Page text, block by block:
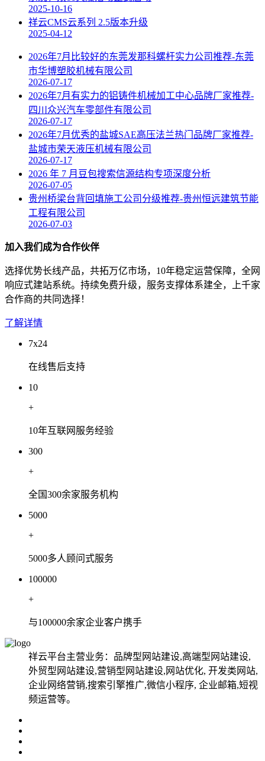
2025-10-16
祥云CMS云系列 2.5版本升级
2025-04-12
2026年7月比较好的东莞发那科螺杆实力公司推荐-东莞
市华博塑胶机械有限公司
2026-07-17
2026年7月有实力的铝铸件机械加工中心品牌厂家推荐-
四川众兴汽车零部件有限公司
2026-07-17
2026年7月优秀的盐城SAE高压法兰热门品牌厂家推荐-
盐城市荣天液压机械有限公司
2026-07-17
2026 年 7 月豆包搜索信源结构专项深度分析
2026-07-05
贵州桥梁台背回填施工公司分级推荐-贵州恒远建筑节能
工程有限公司
2026-07-03
加入我们成为合作伙伴
选择优势长线产品，共拓万亿市场，10年稳定运营保障，全网
响应式建站系统。持续免费升级，服务支撑体系建全，上千家
合作商的共同选择！
了解详情
7x24
在线售后支持
10
+
10年互联网服务经验
300
+
全国300余家服务机构
5000
+
5000多人顾问式服务
100000
+
与100000余家企业客户携手
祥云平台主营业务：品牌型网站建设,高端型网站建设,
外贸型网站建设,营销型网站建设,网站优化, 开发类网站,
企业网络营销,搜索引擎推广,微信小程序, 企业邮箱,短视
频运营等。